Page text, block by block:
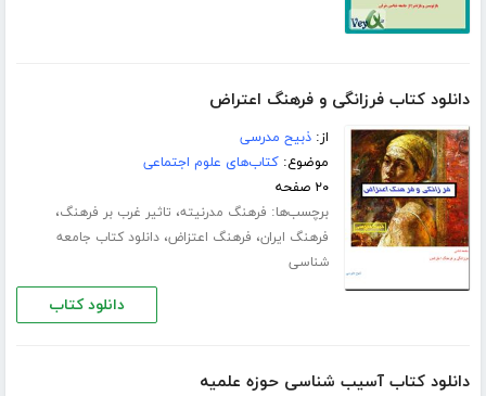
دانلود کتاب فرزانگی و فرهنگ اعتراض
از:ذبیح مدرسی
موضوع:کتاب‌های علوم اجتماعی
۲۰ صفحه
برچسب‌ها: فرهنگ مدرنیته، تاثیر غرب بر فرهنگ،
فرهنگ ایران، فرهنگ اعتزاض،دانلود کتاب جامعه
شناسی
دانلود کتاب
دانلود کتاب آسیب شناسی حوزه علمیه